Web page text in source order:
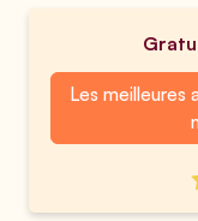
Les meilleures